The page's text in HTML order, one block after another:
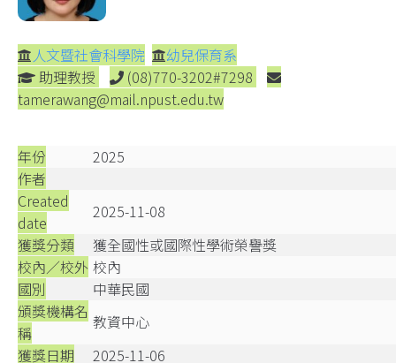
人文暨社會科學院
幼兒保育系
助理教授
(08)770-3202#7298
tamerawang@mail.npust.edu.tw
年份
2025
作者
Created
date
2025-11-08
獲獎分類
獲全國性或國際性學術榮譽獎
校內／校外 校內
國別
中華民國
頒獎機構名
稱
教資中心
獲獎日期
2025-11-06